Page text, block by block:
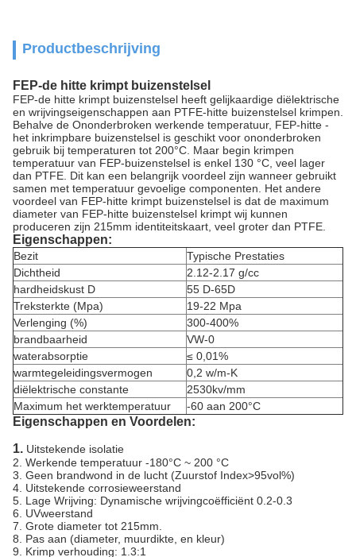
Productbeschrijving
FEP-de hitte krimpt buizenstelsel
FEP-de hitte krimpt buizenstelsel heeft gelijkaardige diëlektrische
en wrijvingseigenschappen aan PTFE-hitte buizenstelsel krimpen.
Behalve de Ononderbroken werkende temperatuur, FEP-hitte -
het inkrimpbare buizenstelsel is geschikt voor ononderbroken
gebruik bij temperaturen tot 200°C. Maar begin krimpen
temperatuur van FEP-buizenstelsel is enkel 130 °C, veel lager
dan PTFE. Dit kan een belangrijk voordeel zijn wanneer gebruikt
samen met temperatuur gevoelige componenten. Het andere
voordeel van FEP-hitte krimpt buizenstelsel is dat de maximum
diameter van FEP-hitte buizenstelsel krimpt wij kunnen
produceren zijn 215mm identiteitskaart, veel groter dan PTFE.
Eigenschappen:
Bezit
Typische Prestaties
Dichtheid
2.12-2.17 g/cc
hardheidskust D
55 D-65D
Treksterkte (Mpa)
19-22 Mpa
Verlenging (%)
300-400%
brandbaarheid
VW-0
waterabsorptie
≤ 0,01%
warmtegeleidingsvermogen
0,2 w/m-K
diëlektrische constante
2530kv/mm
Maximum het werktemperatuur
-60 aan 200°C
Eigenschappen en Voordelen:
1. Uitstekende isolatie
2. Werkende temperatuur -180°C ~ 200 °C
3. Geen brandwond in de lucht (Zuurstof Index>95vol%)
4. Uitstekende corrosieweerstand
5. Lage Wrijving: Dynamische wrijvingcoëfficiënt 0.2-0.3
6. UVweerstand
7. Grote diameter tot 215mm.
8. Pas aan (diameter, muurdikte, en kleur)
9. Krimp verhouding: 1.3:1